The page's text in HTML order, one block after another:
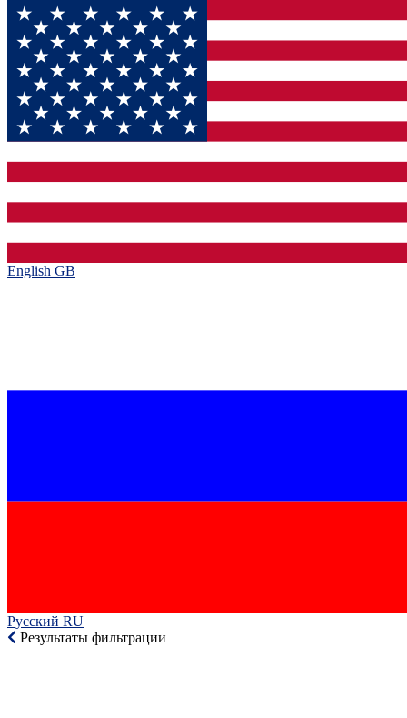
English GB‎
Русский RU‎
Результаты фильтрации